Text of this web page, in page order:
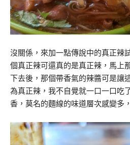
沒關係，來加一點傳說中的真正辣
個真正辣可還真的是真正辣，馬上
下去後，那個帶香氣的辣醬可是讓
為真正辣，我不自覺就一口一口吃
香，莫名的麵線的味道層次感變多